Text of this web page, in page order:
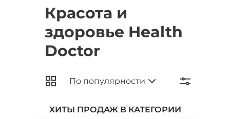
Красота и
здоровье Health
Doctor
ХИТЫ ПРОДАЖ В КАТЕГОРИИ